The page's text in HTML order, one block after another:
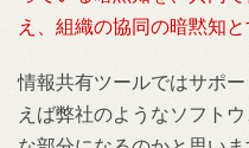
え、組織の協同の暗黙知と
情報共有ツールではサポ
えば弊社のようなソフト